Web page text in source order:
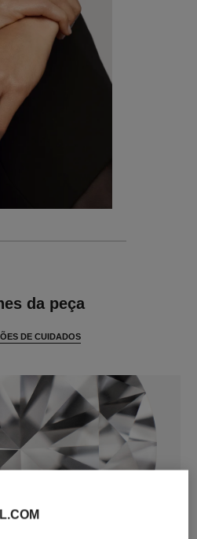
da peça
DE CUIDADOS